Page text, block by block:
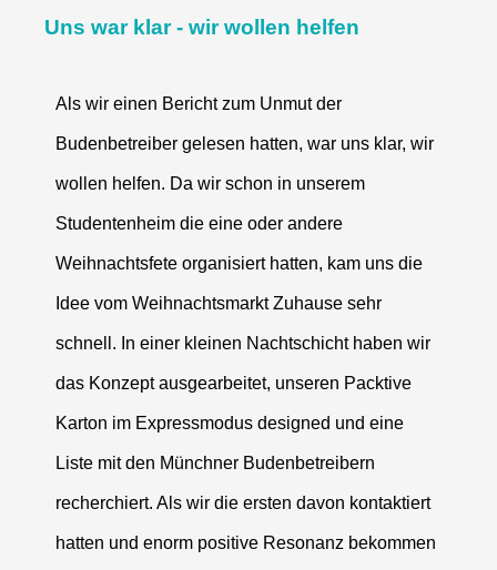
Uns war klar - wir wollen helfen
Als wir einen Bericht zum Unmut der
Budenbetreiber gelesen hatten, war uns klar, wir
wollen helfen. Da wir schon in unserem
Studentenheim die eine oder andere
Weihnachtsfete organisiert hatten, kam uns die
Idee vom Weihnachtsmarkt Zuhause sehr
schnell. In einer kleinen Nachtschicht haben wir
das Konzept ausgearbeitet, unseren Packtive
Karton im Expressmodus designed und eine
Liste mit den Münchner Budenbetreibern
recherchiert. Als wir die ersten davon kontaktiert
hatten und enorm positive Resonanz bekommen